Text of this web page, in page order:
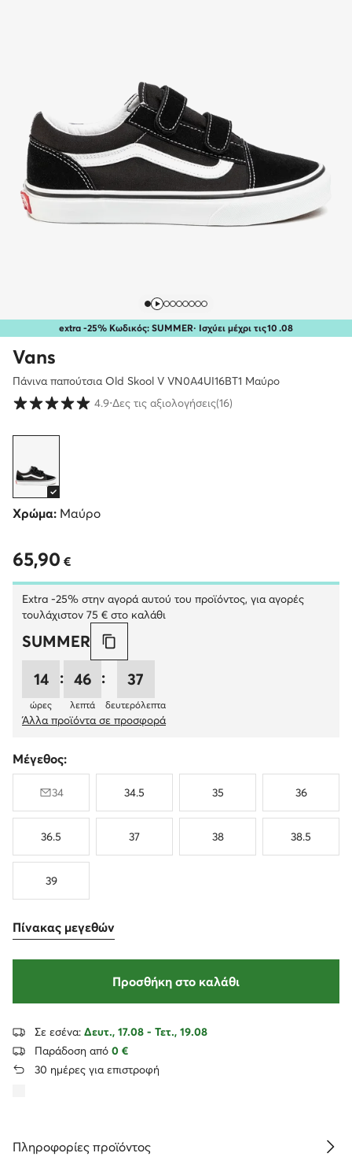
extra -25% Κωδικός: SUMMER· Ισχύει μέχρι τις10 .08
Vans
Πάνινα παπούτσια Old Skool V VN0A4UI16BT1 Μαύρο
Βαθμολογία πελατών σε κλίμακα 1 έως 5
4.9⋅Δες τις αξιολογήσεις(16)
Χρώμα: Μαύρο
65,90 €
65,90 €
Extra -25% στην αγορά αυτού του προϊόντος, για αγορές
τουλάχιστον 75 € στο καλάθι
SUMMER
14
ώρες
: 46
λεπτά
: 37
δευτερόλεπτα
Άλλα προϊόντα σε προσφορά
Μέγεθος:
34 34.5 35 36
36.5 37 38 38.5
39
Πίνακας μεγεθών
Προσθήκη στο καλάθι
Σε εσένα: Δευτ., 17.08 - Τετ., 19.08
Παράδοση από 0 €
30 ημέρες για επιστροφή
Πληροφορίες προϊόντος